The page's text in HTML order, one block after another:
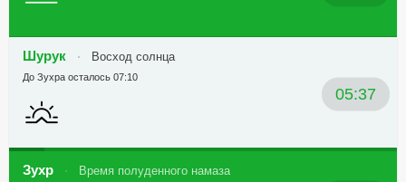
Шурук Восход солнца
05:37
До Зухра осталось 07:10
Зухр Время полуденного намаза